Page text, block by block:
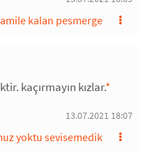
kalan pesmerge
kaçırmayın kızlar.*
13.07.2021 18:07
yoktu sevisemedik